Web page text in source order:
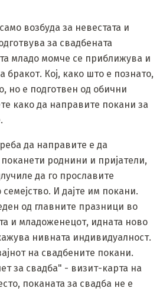
возбуда за невестата и
за свадбената
младо момче се приближува и
бракот. Кој, како што е познато,
но е подготвен од обични
како да направите покани за
да направите е да
роднини и пријатели,
да го прославите
И дајте им покани.
од главните празници во
и младоженецот, идната ново
нивната индивидуалност.
на свадбените покани.
за свадба" - визит-карта на
поканата за свадба не е